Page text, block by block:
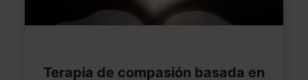
Terapia de compasión basada en